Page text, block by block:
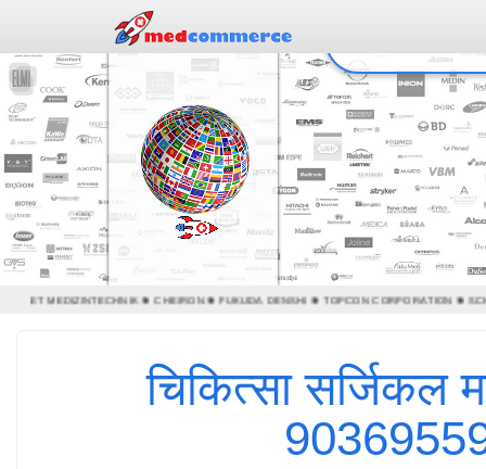
MEDIZINTECHNIK ❃ CHEIRON ❃ FUKUDA DENSHI ❃ TOPCON CORPORATION ❃
चिकित्सा